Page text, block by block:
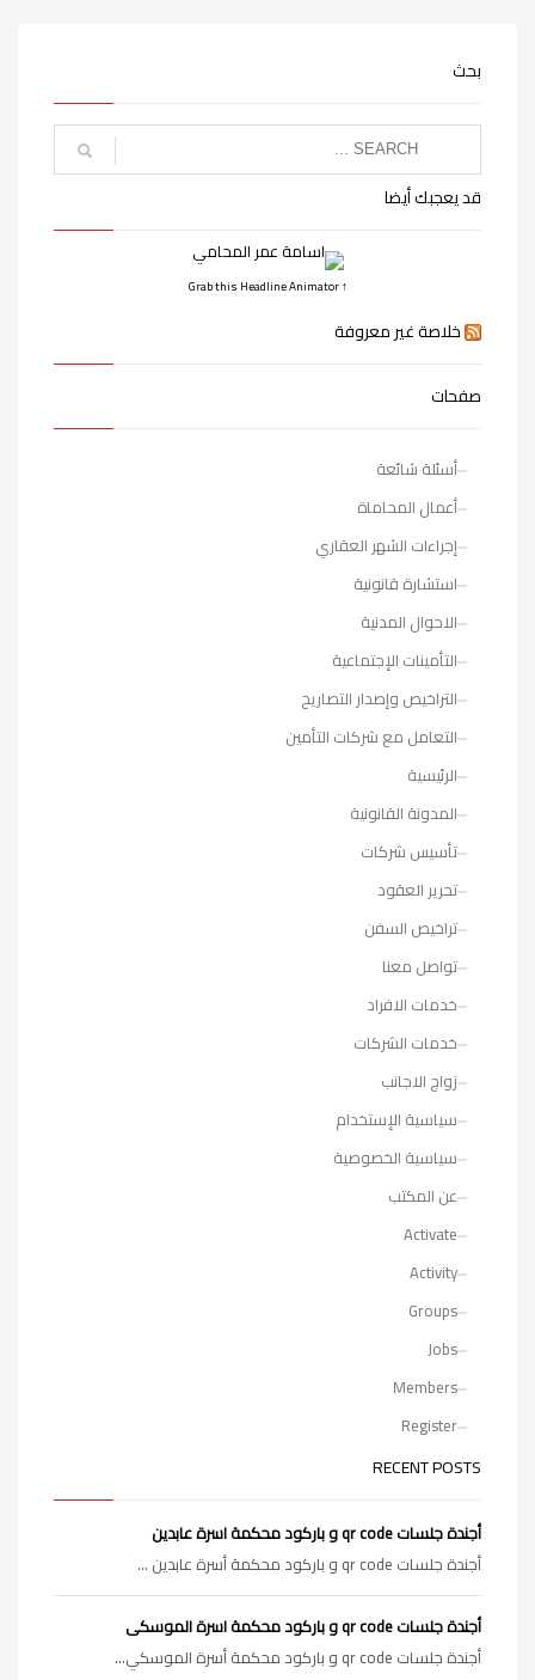
بحث
قد يعجبك أيضا
↑ Grab this Headline Animator
خلاصة غير معروفة
صفحات
أسئلة شائعة
أعمال المحاماة
إجراءات الشهر العقاري
استشارة قانونية
الاحوال المدنية
التأمينات الإجتماعية
التراخيص وإصدار التصاريح
التعامل مع شركات التأمين
الرئيسية
المدونة القانونية
تأسيس شركات
تحرير العقود
تراخيص السفن
تواصل معنا
خدمات الافراد
خدمات الشركات
زواج الاجانب
سياسية الإستخدام
سياسية الخصوصية
عن المكتب
Activate
Activity
Groups
Jobs
Members
Register
RECENT POSTS
أجندة جلسات qr code و باركود محكمة اسرة عابدين
أجندة جلسات qr code و باركود محكمة أسرة عابدين ...
أجندة جلسات qr code و باركود محكمة اسرة الموسكى
أجندة جلسات qr code و باركود محكمة أسرة الموسكي...